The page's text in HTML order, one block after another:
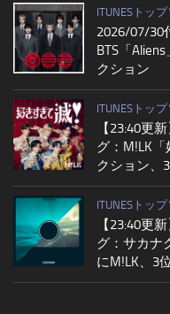
ITUNESトッ
2026/07/30
BTS「
クション
ITUNESトッ
【23:40更
グ：M!LK
クション、
ITUNESトッ
【23:40更
グ：サカナ
にM!LK、3